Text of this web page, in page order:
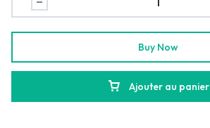
Ajouter au panier
Buy Now